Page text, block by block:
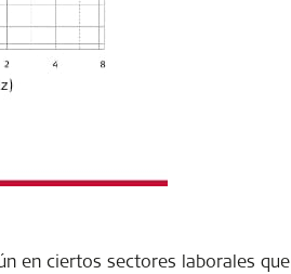
en ciertos sectores laborales que